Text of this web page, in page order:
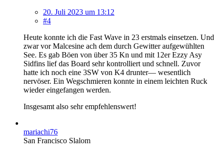
20. Juli 2023 um 13:12
#4
Heute konnte ich die Fast Wave in 23 erstmals einsetzen. Und
zwar vor Malcesine ach dem durch Gewitter aufgewühlten
See. Es gab Böen von über 35 Kn und mit 12er Ezzy Asy
Sidfins lief das Board sehr kontrolliert und schnell. Zuvor
hatte ich noch eine 3SW von K4 drunter— wesentlich
nervöser. Ein Wegschmieren konnte in einem leichten Ruck
wieder eingefangen werden.
Insgesamt also sehr empfehlenswert!
mariachi76
San Francisco Slalom